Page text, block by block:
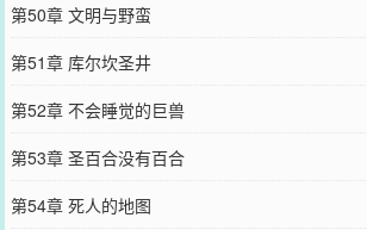
第50章 文明与野蛮
第51章 库尔坎圣井
第52章 不会睡觉的巨兽
第53章 圣百合没有百合
第54章 死人的地图